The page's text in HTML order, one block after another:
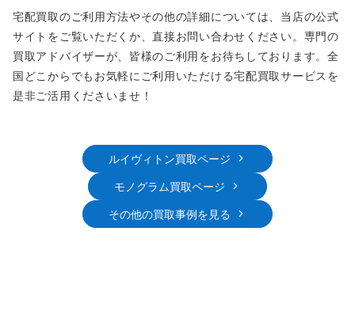
宅配買取のご利用方法やその他の詳細については、当店の公式
サイトをご覧いただくか、直接お問い合わせください。専門の
買取アドバイザーが、皆様のご利用をお待ちしております。全
国どこからでもお気軽にご利用いただける宅配買取サービスを
是非ご活用くださいませ！
ルイヴィトン買取ページ
モノグラム買取ページ
その他の買取事例を見る